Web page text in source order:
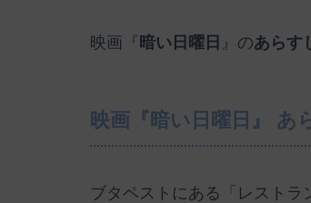
映画『 暗い日曜日 』のあらす
映画『暗い日曜日』 あ
ブタペストにある「レスト